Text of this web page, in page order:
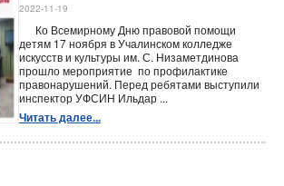
2022-11-19
Ко Всемирному Дню правовой помощи
детям 17 ноября в Учалинском колледже
искусств и культуры им. С. Низаметдинова
прошло мероприятие по профилактике
правонарушений. Перед ребятами выступили
инспектор УФСИН Ильдар ...
Читать далее...